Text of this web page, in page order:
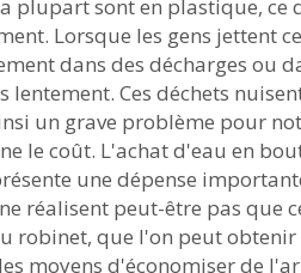
plupart sont en plastique, ce
Lorsque les gens jettent
dans des décharges ou
lentement. Ces déchets
un grave problème pour
le coût. L'achat d'eau en
une dépense
réalisent peut-être pas que
robinet, que l'on peut
moyens d'économiser de